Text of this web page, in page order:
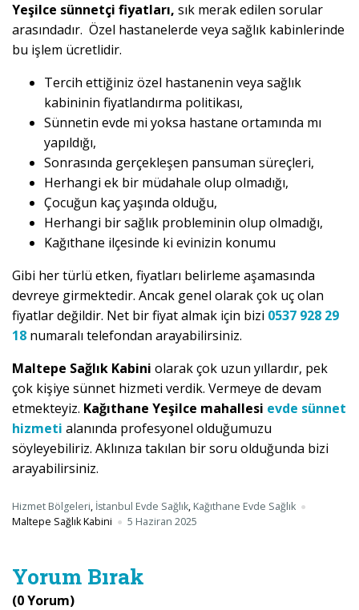
Yeşilce sünnetçi fiyatları, sık merak edilen sorular
arasındadır. Özel hastanelerde veya sağlık kabinlerinde
bu işlem ücretlidir.
Tercih ettiğiniz özel hastanenin veya sağlık
kabininin fiyatlandırma politikası,
Sünnetin evde mi yoksa hastane ortamında mı
yapıldığı,
Sonrasında gerçekleşen pansuman süreçleri,
Herhangi ek bir müdahale olup olmadığı,
Çocuğun kaç yaşında olduğu,
Herhangi bir sağlık probleminin olup olmadığı,
Kağıthane ilçesinde ki evinizin konumu
Gibi her türlü etken, fiyatları belirleme aşamasında
devreye girmektedir. Ancak genel olarak çok uç olan
fiyatlar değildir. Net bir fiyat almak için bizi 0537 928 29
18 numaralı telefondan arayabilirsiniz.
Maltepe Sağlık Kabini olarak çok uzun yıllardır, pek
çok kişiye sünnet hizmeti verdik. Vermeye de devam
etmekteyiz. Kağıthane Yeşilce mahallesi evde sünnet
hizmeti alanında profesyonel olduğumuzu
söyleyebiliriz. Aklınıza takılan bir soru olduğunda bizi
arayabilirsiniz.
Hizmet Bölgeleri, İstanbul Evde Sağlık, Kağıthane Evde Sağlık
Maltepe Sağlık Kabini
5 Haziran 2025
Yorum Bırak
(0 Yorum)